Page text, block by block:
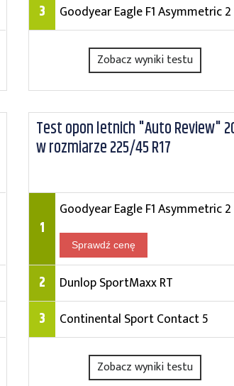
3 Goodyear Eagle F1 Asymmetric 2
Zobacz wyniki testu
Test opon letnich "Auto Review"
w rozmiarze 225/45 R17
1
Goodyear Eagle F1 Asymmetric 2
Sprawdź cenę
2 Dunlop SportMaxx RT
3 Continental Sport Contact 5
Zobacz wyniki testu